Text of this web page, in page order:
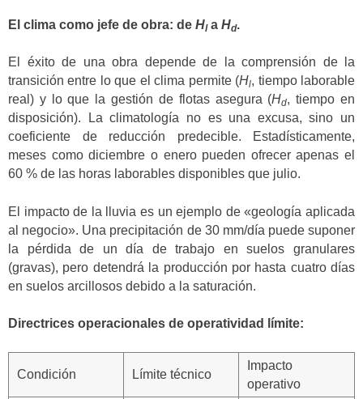
El clima como jefe de obra: de Hla Hd.
El éxito de una obra depende de la comprensión de la
transición entre lo que el clima permite (Hl, tiempo laborable
real) y lo que la gestión de flotas asegura (Hd, tiempo en
disposición). La climatología no es una excusa, sino un
coeficiente de reducción predecible. Estadísticamente,
meses como diciembre o enero pueden ofrecer apenas el
60 % de las horas laborables disponibles que julio.
El impacto de la lluvia es un ejemplo de «geología aplicada
al negocio». Una precipitación de 30 mm/día puede suponer
la pérdida de un día de trabajo en suelos granulares
(gravas), pero detendrá la producción por hasta cuatro días
en suelos arcillosos debido a la saturación.
Directrices operacionales de operatividad límite:
Condición Límite técnico
Impacto
operativo